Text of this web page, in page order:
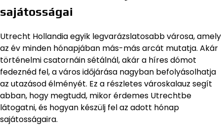
sajátosságai
Utrecht Hollandia egyik legvarázslatosabb városa, amely
az év minden hónapjában más-más arcát mutatja. Akár
történelmi csatornáin sétálnál, akár a híres dómot
fedeznéd fel, a város időjárása nagyban befolyásolhatja
az utazásod élményét. Ez a részletes városkalauz segít
abban, hogy megtudd, mikor érdemes Utrechtbe
látogatni, és hogyan készülj fel az adott hónap
sajátosságaira.